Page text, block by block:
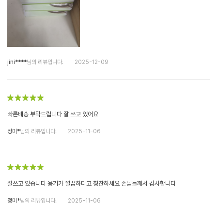
jini****님의 리뷰입니다. 2025-12-09
빠른배송 부탁드립니다 잘 쓰고 있어요
정미*님의 리뷰입니다. 2025-11-06
잘쓰고 있습니다 용기가 깔끔하다고 칭찬하세요 손님들께서 감사합니다
정미*님의 리뷰입니다. 2025-11-06